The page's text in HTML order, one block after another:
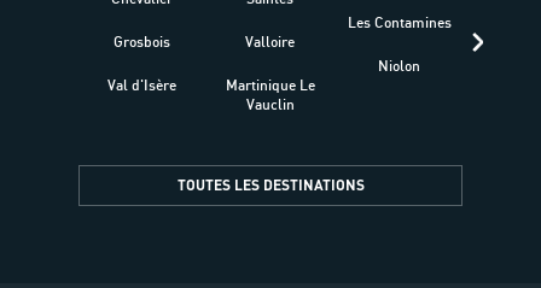
Grosbois
Val d'Isère
Valloire
Martinique Le
Vauclin
Les Contamines
Niolon
TOUTES LES DESTINATIONS